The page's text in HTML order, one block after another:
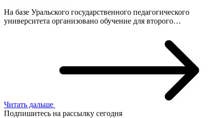
На базе Уральского государственного педагогического
университета организовано обучение для второго…
Читать дальше
Подпишитесь на рассылку сегодня